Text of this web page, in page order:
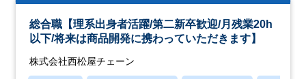
総合職【理系出身者活躍/第二新卒歓迎/月残業20h
以下/将来は商品開発に携わっていただきます】
株式会社西松屋チェーン